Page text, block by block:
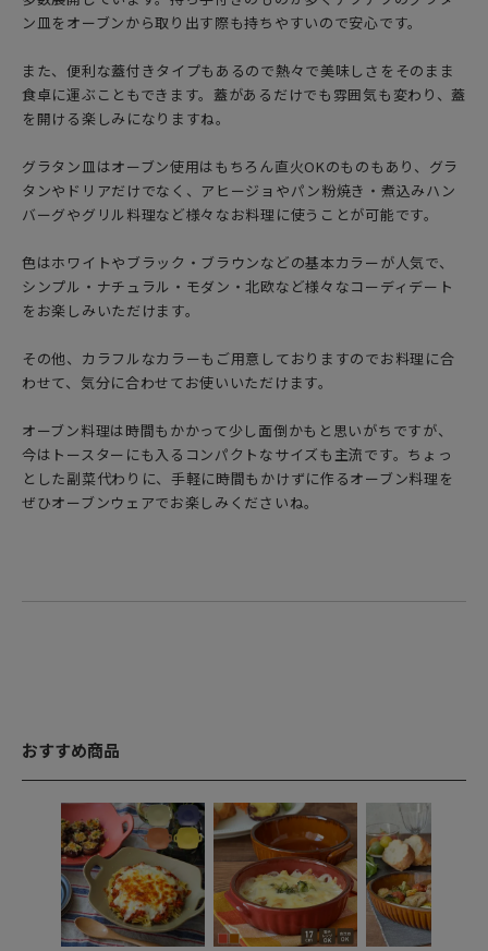
ン皿をオーブンから取り出す際も持ちやすいので安心です。
また、便利な蓋付きタイプもあるので熱々で美味しさをそのまま
食卓に運ぶこともできます。蓋があるだけでも雰囲気も変わり、蓋
を開ける楽しみになりますね。
グラタン皿はオーブン使用はもちろん直火OKのものもあり、グラ
タンやドリアだけでなく、アヒージョやパン粉焼き・煮込みハン
バーグやグリル料理など様々なお料理に使うことが可能です。
色はホワイトやブラック・ブラウンなどの基本カラーが人気で、
シンプル・ナチュラル・モダン・北欧など様々なコーディデート
をお楽しみいただけます。
その他、カラフルなカラーもご用意しておりますのでお料理に合
わせて、気分に合わせてお使いいただけます。
オーブン料理は時間もかかって少し面倒かもと思いがちですが、
今はトースターにも入るコンパクトなサイズも主流です。ちょっ
とした副菜代わりに、手軽に時間もかけずに作るオーブン料理を
ぜひオーブンウェアでお楽しみくださいね。
おすすめ商品